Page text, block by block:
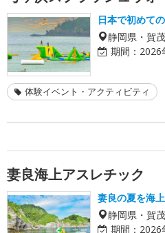
日本で初めて
静岡県・賀
期間： 2026
体験イベント・アクティビティ
妻良海上アスレチック
妻良の夏を海
静岡県・賀
期間： 2026